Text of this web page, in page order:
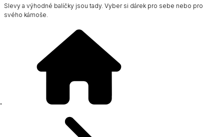
Slevy a výhodné balíčky jsou tady. Vyber si dárek pro sebe nebo pro
svého kámoše.